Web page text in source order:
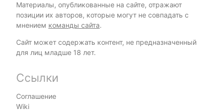
Материалы, опубликованные на сайте, отражают
позиции их авторов, которые могут не совпадать с
мнением команды сайта.
Сайт может содержать контент, не предназначенный
для лиц младше 18 лет.
Ссылки
Соглашение
Wiki